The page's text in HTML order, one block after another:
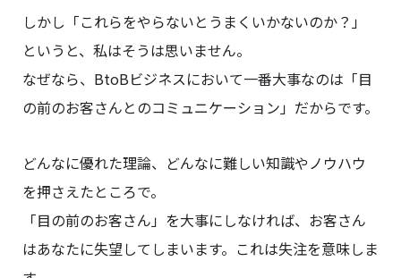
しかし「これらをやらないとうまくいかないのか？」
というと、私はそうは思いません。
なぜなら、BtoBビジネスにおいて一番大事なのは「目
の前のお客さんとのコミュニケーション」だからです。
どんなに優れた理論、どんなに難しい知識やノウハウ
を押さえたところで。
「目の前のお客さん」を大事にしなければ、お客さん
はあなたに失望してしまいます。これは失注を意味しま